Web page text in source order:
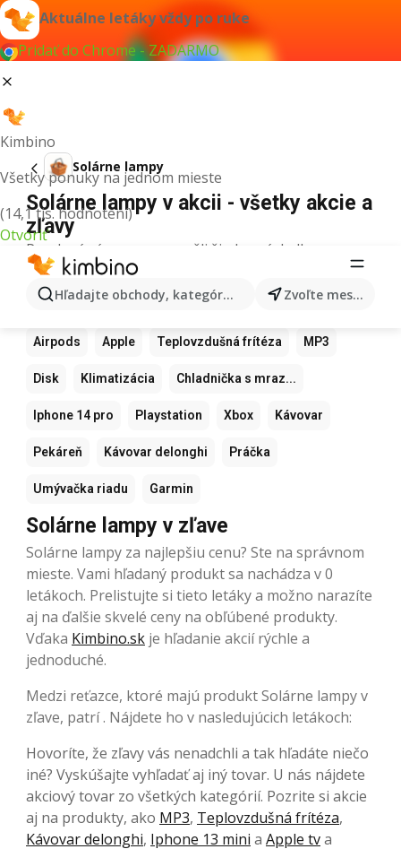
Aktuálne letáky vždy po ruke
Pridať do Chrome - ZADARMO
Kimbino
Všetky ponuky na jednom mieste
(14,1 tis. hodnotení)
Otvoriť
Hľadajte obchody, kategórie, produkty... Zvoľte mesto
Solárne lampy
Solárne lampy v akcii - všetky akcie a
zľavy
Pre daný výraz sme nenašli žiadne výsledky.
Ďalšie obľúbené produkty
Samsung Xiaomi Apple Watch
Airpods Apple Teplovzdušná frítéza MP3
Disk Klimatizácia Chladnička s mraz...
Iphone 14 pro Playstation Xbox Kávovar
Pekáreň Kávovar delonghi Práčka
Umývačka riadu Garmin
Solárne lampy v zľave
Solárne lampy za najlepšiu cenu? Ste na správnom
mieste. Vami hľadaný produkt sa nachádza v 0
letákoch. Prelistujte si tieto letáky a možno narazíte
aj na ďalšie skvelé ceny na obľúbené produkty.
Vďaka Kimbino.sk je hľadanie akcií rýchle a
jednoduché.
Medzi reťazce, ktoré majú produkt Solárne lampy v
zľave, patrí . Nájdete ho v nasledujúcich letákoch:
Hovoríte, že zľavy vás nenadchli a tak hľadáte niečo
iné? Vyskúšajte vyhľadať aj iný tovar. U nás nájdete
akciový tovar zo všetkých kategórií. Pozrite si akcie
aj na produkty, ako MP3, Teplovzdušná frítéza,
Kávovar delonghi, Iphone 13 mini a Apple tva